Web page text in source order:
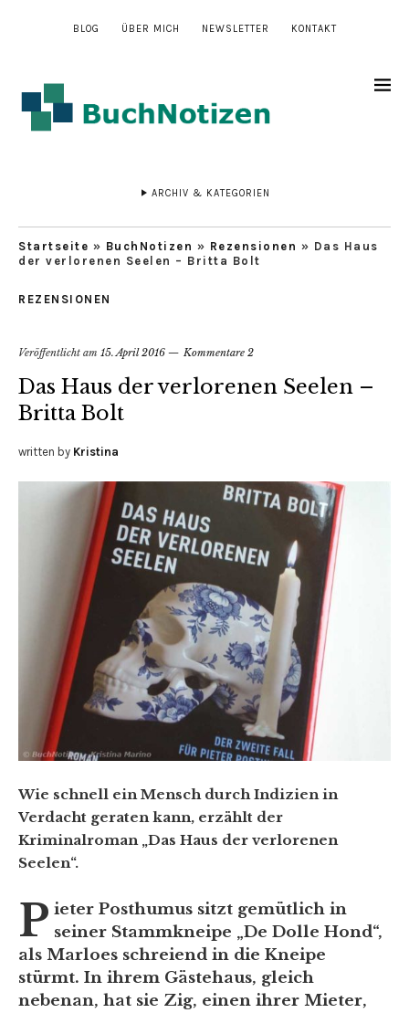
BLOG ÜBER MICH NEWSLETTER KONTAKT
ARCHIV & KATEGORIEN
Startseite » BuchNotizen » Rezensionen » Das Haus
der verlorenen Seelen – Britta Bolt
REZENSIONEN
Veröffentlicht am 15. April 2016 Kommentare 2
Das Haus der verlorenen Seelen –
Britta Bolt
written by Kristina
Wie schnell ein Mensch durch Indizien in
Verdacht geraten kann, erzählt der
Kriminalroman „Das Haus der verlorenen
Seelen“.
P ieter Posthumus sitzt gemütlich in
seiner Stammkneipe „De Dolle Hond“,
als Marloes schreiend in die Kneipe
stürmt. In ihrem Gästehaus, gleich
nebenan, hat sie Zig, einen ihrer Mieter,